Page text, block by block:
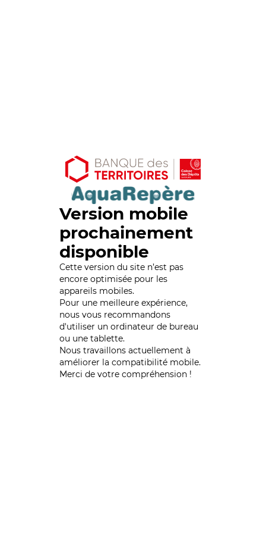
Version mobile
prochainement
disponible
Cette version du site n’est pas
encore optimisée pour les
appareils mobiles.
Pour une meilleure expérience,
nous vous recommandons
d'utiliser un ordinateur de bureau
ou une tablette.
Nous travaillons actuellement à
améliorer la compatibilité mobile.
Merci de votre compréhension !